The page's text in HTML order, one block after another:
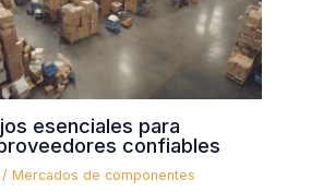
esenciales para
confiables
/Mercados de componentes